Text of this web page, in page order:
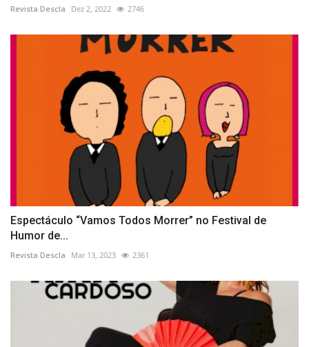
Revista Descla Dez 2, 2022 2746
Espectáculo “Vamos Todos Morrer” no Festival de
Humor de...
Revista Descla Mar 13, 2023 2361